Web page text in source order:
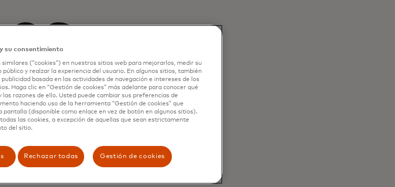
su consentimiento
(“cookies”) en nuestros sitios web para mejorarlos, medir su
y realzar la experiencia del usuario. En algunos sitios, también
basada en las actividades de navegación e intereses de los
Haga clic en “Gestión de cookies” más adelante para conocer qué
razones de ello. Usted puede cambiar sus preferencias de
haciendo uso de la herramienta “Gestión de cookies” que
(disponible como enlace en vez de botón en algunos sitios).
las cookies, a excepción de aquellas que sean estrictamente
del sitio.
Rechazar todas Gestión de cookies